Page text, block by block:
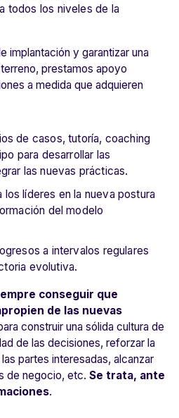
todos los niveles de la
implantación y garantizar una
prestamos apoyo
a medida que adquieren
de casos, tutoría, coaching
para desarrollar las
las nuevas prácticas.
los líderes en la nueva postura
del modelo
a intervalos regulares
evolutiva.
conseguir que
de las nuevas
construir una sólida cultura de
de las decisiones, reforzar la
partes interesadas, alcanzar
de negocio, etc. Se trata, ante
.